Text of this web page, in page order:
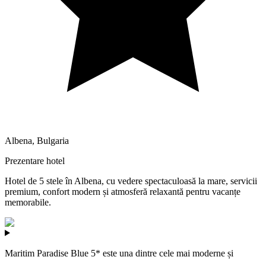
Albena, Bulgaria
Prezentare hotel
Hotel de 5 stele în Albena, cu vedere spectaculoasă la mare, servicii
premium, confort modern și atmosferă relaxantă pentru vacanțe
memorabile.
Maritim Paradise Blue 5* este una dintre cele mai moderne și